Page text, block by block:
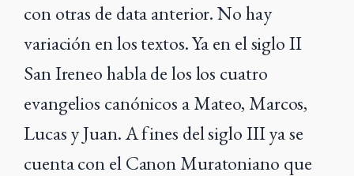
con otras de data anterior. No hay
variación en los textos. Ya en el siglo II
San Ireneo habla de los los cuatro
evangelios canónicos a Mateo, Marcos,
Lucas y Juan. A fines del siglo III ya se
cuenta con el Canon Muratoniano que